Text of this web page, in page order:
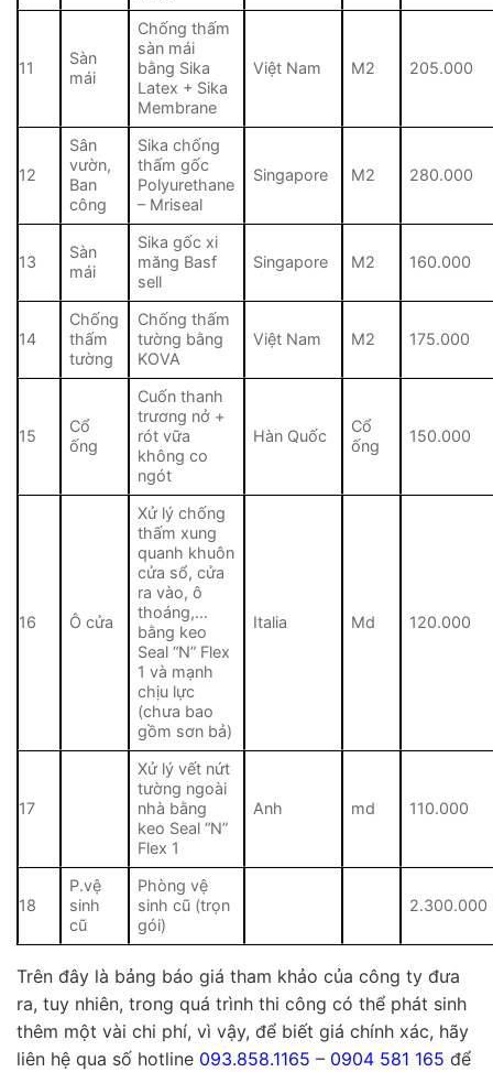
11
Sàn
mái
Chống thấm
sàn mái
bằng Sika
Latex + Sika
Membrane
Việt Nam M2 205.000
12
Sân
vườn,
Ban
công
Sika chống
thấm gốc
Polyurethane
– Mriseal
Singapore M2 280.000
13
Sàn
mái
Sika gốc xi
măng Basf
sell
Singapore M2 160.000
14
Chống
thấm
tường
Chống thấm
tường bằng
KOVA
Việt Nam M2 175.000
15
Cổ
ống
Cuốn thanh
trương nở +
rót vữa
không co
ngót
Hàn Quốc
Cổ
ống
150.000
16 Ô cửa
Xử lý chống
thấm xung
quanh khuôn
cửa sổ, cửa
ra vào, ô
thoáng,…
bằng keo
Seal “N” Flex
1 và mạnh
chịu lực
(chưa bao
gồm sơn bả)
Italia Md 120.000
17
Xử lý vết nứt
tường ngoài
nhà bằng
keo Seal “N”
Flex 1
Anh md 110.000
18
P.vệ
sinh
cũ
Phòng vệ
sinh cũ (trọn
gói)
2.300.000
Trên đây là bảng báo giá tham khảo của công ty đưa
ra, tuy nhiên, trong quá trình thi công có thể phát sinh
thêm một vài chi phí, vì vậy, để biết giá chính xác, hãy
liên hệ qua số hotline 093.858.1165 – 0904 581 165 để